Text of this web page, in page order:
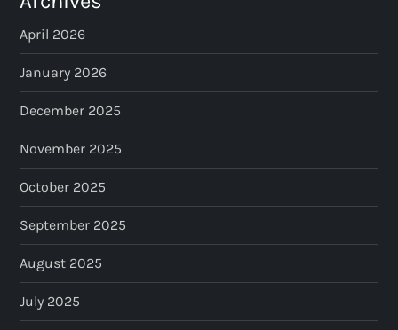
April 2026
January 2026
December 2025
November 2025
October 2025
September 2025
August 2025
July 2025